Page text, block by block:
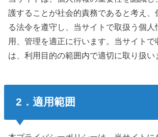
護することが社会的責務であると考え、
る法令を遵守し、当サイトで取扱う個人
用、管理を適正に行います。当サイトで
は、利用目的の範囲内で適切に取り扱い
2．適用範囲